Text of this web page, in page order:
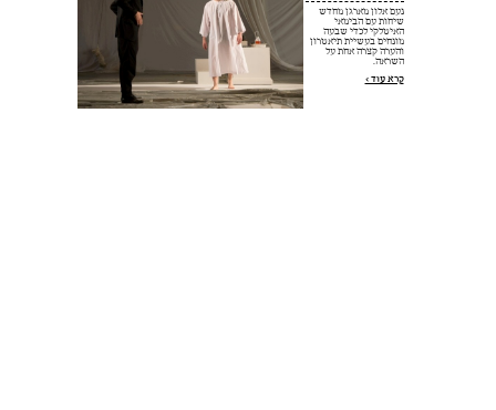
נעם אלון מארגן מחדש
שיחות עם הבימאי
האיטלקי לכדי שבעה
מונחים בעשיית תיאטרון
והערה קצרה אחת על
השראה.
קרא עוד >